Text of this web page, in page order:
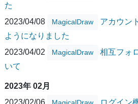
た
2023/04/08
MagicalDraw
アカウン
ようになりました
2023/04/02
MagicalDraw
相互フォ
いて
2023年 02月
2023/02/06
ログイン